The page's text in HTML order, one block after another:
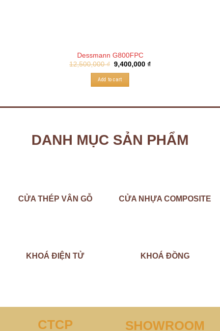
Dessmann G800FPC
12,500,000₫ 9,400,000₫
Add to cart
DANH MỤC SẢN PHẨM
CỬA THÉP VÂN GỖ CỬA NHỰA COMPOSITE
KHOÁ ĐIỆN TỬ KHOÁ ĐỒNG
CTCP
SHOWROOM